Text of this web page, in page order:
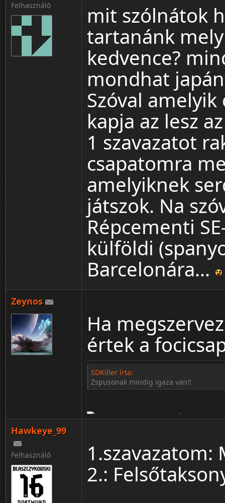
Felhasználó
mit szólnátok
tartanánk
kedvence?
mondhat
Szóval
kapja az lesz
1 szavazatot
csapatomra
amelyiknek
játszok. Na
Répcementi
külföldi
Barcelonára...
Zeynos
Ha
értek a
SDKiller írta:
Zspusonak mindig igaza van!!
Hawkeye_99
Felhasználó
2.: